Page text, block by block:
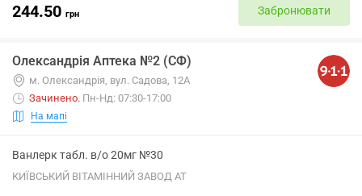
244.50 грн Забронювати
Олександрія Аптека №2 (СФ)
м. Олександрія, вул. Садова, 12А
Зачинено. Пн-Нд: 07:30-17:00
На мапі
Ванлерк табл. в/о 20мг №30
КИЇВСЬКИЙ ВІТАМІННИЙ ЗАВОД АТ